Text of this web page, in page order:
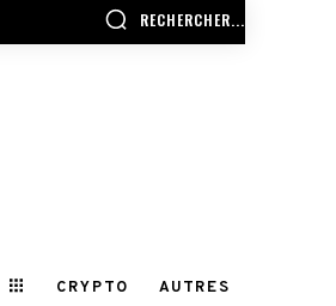
RECHERCHER...
CRYPTO AUTRES